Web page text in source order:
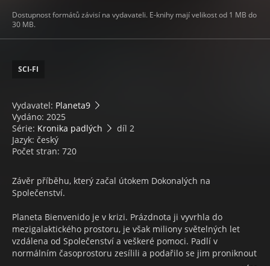
Dostupnost formátů závisí na vydavateli. E-knihy mají velikost od 1 MB do
30 MB.
SCI-FI
Vydavatel: Planeta9
Vydáno: 2025
Série: Kronika padlých
díl 2
Jazyk: český
Počet stran: 720
Závěr příběhu, který začal útokem Dokonalých na
Společenství.
Planeta Bienvenido je v krizi. Prázdnota ji vyvrhla do
mezigalaktického prostoru, je však miliony světelných let
vzdálena od Společenství a veškeré pomoci. Padlí v
normálním časoprostoru zesílili a podařilo se jim proniknout